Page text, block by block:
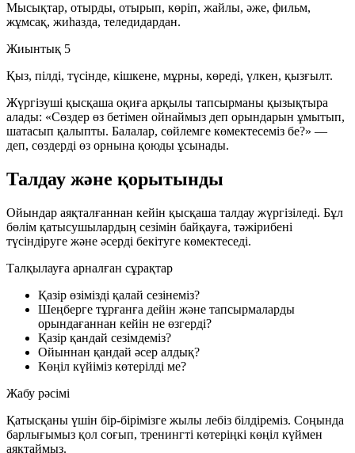
Мысықтар, отырды, отырып, көріп, жайлы, әже, фильм,
жұмсақ, жиһазда, теледидардан.
Жиынтық 5
Қыз, пілді, түсінде, кішкене, мұрны, көреді, үлкен, қызғылт.
Жүргізуші қысқаша оқиға арқылы тапсырманы қызықтыра
алады: «Сөздер өз бетімен ойнаймыз деп орындарын ұмытып,
шатасып қалыпты. Балалар, сөйлемге көмектесеміз бе?» —
деп, сөздерді өз орнына қоюды ұсынады.
Талдау және қорытынды
Ойындар аяқталғаннан кейін қысқаша талдау жүргізіледі. Бұл
бөлім қатысушылардың сезімін байқауға, тәжірибені
түсіндіруге және әсерді бекітуге көмектеседі.
Талқылауға арналған сұрақтар
Қазір өзімізді қалай сезінеміз?
Шеңберге тұрғанға дейін және тапсырмаларды
орындағаннан кейін не өзгерді?
Қазір қандай сезімдеміз?
Ойыннан қандай әсер алдық?
Көңіл күйіміз көтерілді ме?
Жабу рәсімі
Қатысқаны үшін бір-бірімізге жылы лебіз білдіреміз. Соңында
барлығымыз қол соғып, тренингті көтеріңкі көңіл күймен
аяқтаймыз.